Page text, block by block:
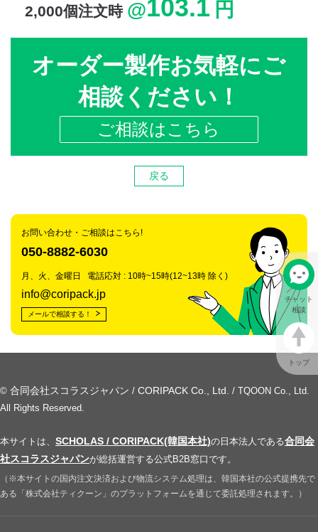
2,000個注文時 @103.1 円
オーダー製作お気軽にご
相談ください！
ご相談はこちら
戻る
お問い合わせ・ご相談はこちら!
050-8882-6030
月、火、金曜日 電話応対 : 10時~15時(12~13時 除く)
info@coripack.jp
メールで相談する！
チャット
相談
トップ
© 合同会社スコラスジャパン / CORIPACK Co., Ltd. / TQOON Co., Ltd.
All Rights Reserved.
本サイトは、 SCHOLAS / CORIPACK(韓国本社)の日本法人である合同会
社スコラスジャパンが総括運営する公式B2B窓口です。
（※本サイトの国内注文決済および物流システム処理は、韓国本社の公式提携先で
ある「株式会社ティクーン」のプラットフォームを通じて委託処理されます。）